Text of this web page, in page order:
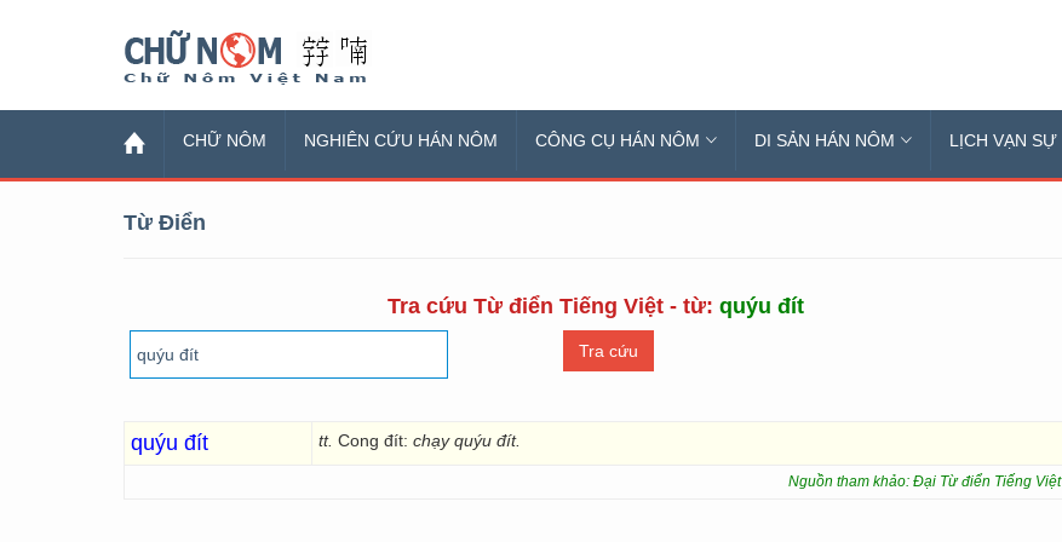
CHỮ NÔM NGHIÊN CỨU HÁN NÔM CÔNG CỤ HÁN NÔM DI SẢN HÁN NÔM LỊCH VẠN SỰ
Từ Điển
Tra cứu Từ điển Tiếng Việt - từ:quýu đít
quýu đít tt. Cong đít: chạy quýu đít.
Nguồn tham khảo: Đại Từ điển Tiếng Việt